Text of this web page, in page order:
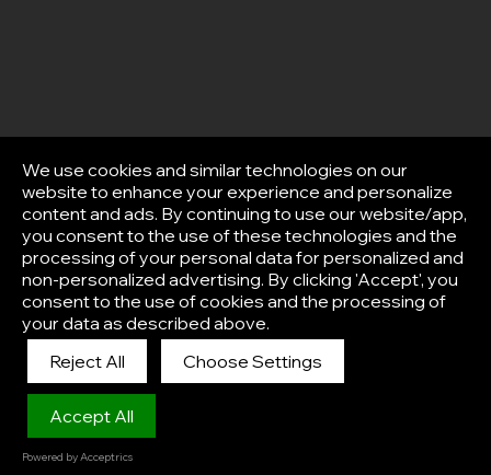
Afisha
We use cookies and similar technologies on our
website to enhance your experience and personalize
content and ads. By continuing to use our website/app,
you consent to the use of these technologies and the
processing of your personal data for personalized and
non-personalized advertising. By clicking 'Accept', you
consent to the use of cookies and the processing of
your data as described above.
Reject All
Choose Settings
Accept All
Powered by Acceptrics